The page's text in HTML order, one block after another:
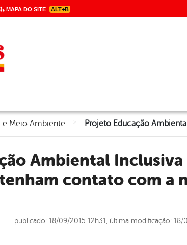
MAPA DO SITE ALT+B
e Meio Ambiente
contato com a
publicado: 18/09/2015 12h31, última modificação: 18/